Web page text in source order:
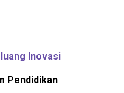
Inovasi
Pendidikan